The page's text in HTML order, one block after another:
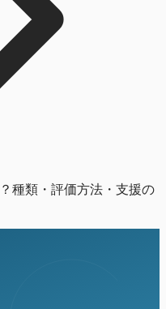
種類・評価方法・支援の